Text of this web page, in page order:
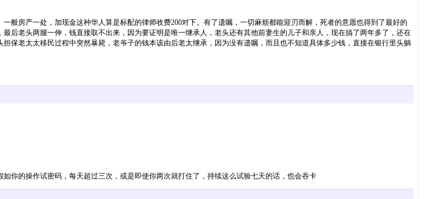
房产一处，加现金这种华人算是标配的律师收费200对下。有了遗嘱，一切麻烦都能迎刃而解，死者的意愿也得到了最好的
后老头两腿一伸，钱直接取不出来，因为要证明是唯一继承人，老头还有其他前妻生的儿子和亲人，现在搞了两年多了，还在
保老太太移民过程中突然暴毙，老爷子的钱本该由后老太继承，因为没有遗嘱，而且也不知道具体多少钱，直接在银行里头躺
你的操作试密码，每天超过三次，或是即使你两次就打住了，持续这么试验七天的话，也会吞卡